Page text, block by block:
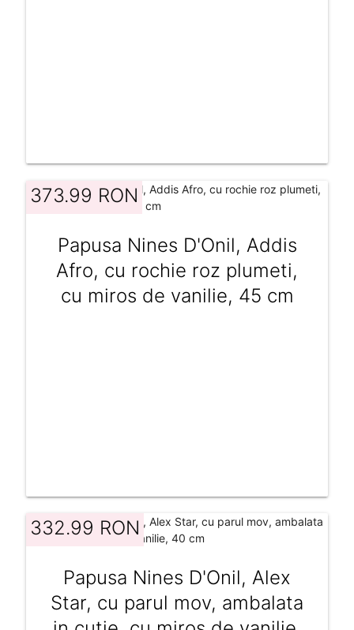
373.99 RON
Papusa Nines D'Onil, Addis
Afro, cu rochie roz plumeti,
cu miros de vanilie, 45 cm
332.99 RON
Papusa Nines D'Onil, Alex
Star, cu parul mov, ambalata